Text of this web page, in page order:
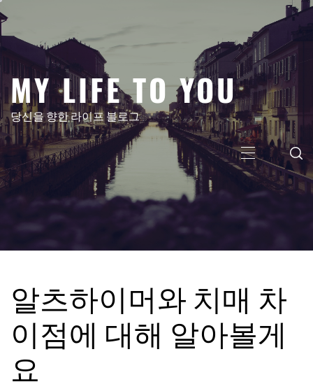
텐
건
뛰
기
MY LIFE TO YOU
당신을 향한 라이프 블로그
주
메
뉴
알츠하이머와 치매 차
이점에 대해 알아볼게
요